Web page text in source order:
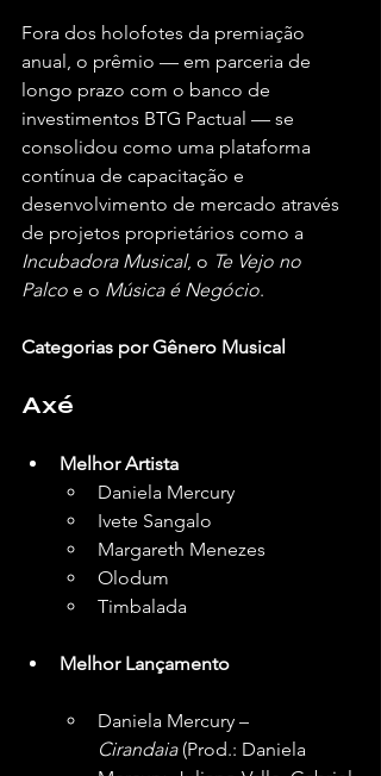
Fora dos holofotes da premiação
anual, o prêmio — em parceria de
longo prazo com o banco de
investimentos BTG Pactual — se
consolidou como uma plataforma
contínua de capacitação e
desenvolvimento de mercado através
de projetos proprietários como a
Incubadora Musical, o Te Vejo no
Palco e o Música é Negócio.
Categorias por Gênero Musical
Axé
Melhor Artista
Daniela Mercury
Ivete Sangalo
Margareth Menezes
Olodum
Timbalada
Melhor Lançamento
Daniela Mercury –
Cirandaia (Prod.: Daniela